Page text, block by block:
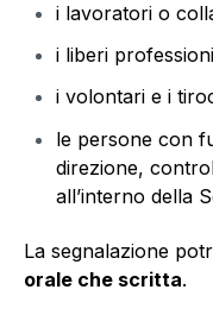
i lavoratori o
i liberi
i volontari e i
le persone con
direzione,
all’interno della
La segnalazione
orale che scritta.